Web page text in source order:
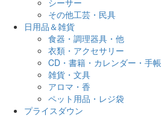
その他工芸・民具
日用品＆雑貨
食器・調理器具・他
衣類・アクセサリー
CD・書籍・カレンダー・手帳
雑貨・文具
アロマ・香
ペット用品・レジ袋
プライスダウン